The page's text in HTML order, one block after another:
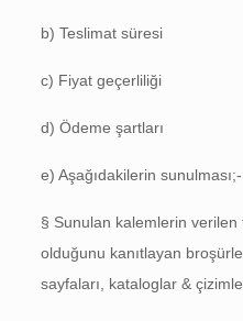
b) Teslimat süresi
c) Fiyat geçerliliği
d) Ödeme şartları
e) Aşağıdakilerin sunulması;-
§ Sunulan kalemlerin
olduğunu kanıtlayan
sayfaları, kataloglar &